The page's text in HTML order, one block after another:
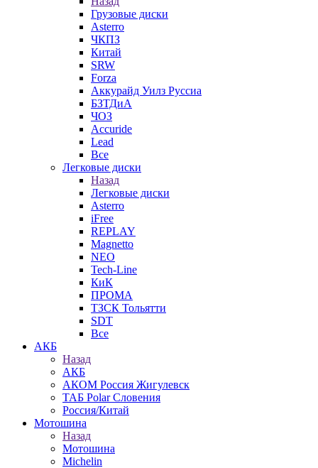
Грузовые диски
Asterro
ЧКПЗ
Китай
SRW
Forza
Аккурайд Уилз Руссиа
БЗТДиА
ЧОЗ
Accuride
Lead
Все
Легковые диски
Назад
Легковые диски
Asterro
iFree
REPLAY
Magnetto
NEO
Tech-Line
КиК
ПРОМА
ТЗСК Тольятти
SDT
Все
АКБ
Назад
АКБ
АКОМ Россия Жигулевск
ТАБ Polar Словения
Россия/Китай
Мотошина
Назад
Мотошина
Michelin